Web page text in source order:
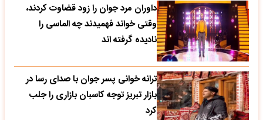
داوران مرد جوان را زود قضاوت کردند،
وقتی خواند فهمیدند چه الماسی را
نادیده گرفته اند
ترانه خوانی پسر جوان با صدای رسا در
بازار تبریز توجه کاسبان بازاری را جلب
کرد